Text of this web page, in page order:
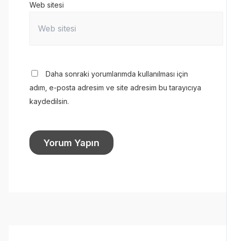
Web sitesi
Daha sonraki yorumlarımda kullanılması için
adım, e-posta adresim ve site adresim bu tarayıcıya
kaydedilsin.